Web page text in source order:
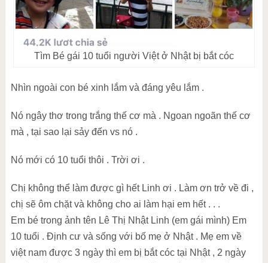
Tìm Bé gái 10 tuổi người Việt ở Nhật bị bắt cóc
Nhìn ngoài con bé xinh lắm và đáng yêu lắm .
Nó ngây thơ trong trắng thế cơ mà . Ngoan ngoãn thế cơ
mà , tại sao lại sảy đến vs nó .
Nó mới có 10 tuổi thôi . Trời ơi .
Chị không thể làm được gì hết Linh ơi . Làm ơn trở về đi ,
chị sẽ ôm chặt và không cho ai làm hại em hết . . .
Em bé trong ảnh tên Lê Thị Nhật Linh (em gái mình) Em
10 tuổi . Định cư và sống với bố mẹ ở Nhật . Mẹ em về
việt nam được 3 ngày thì em bị bắt cóc tại Nhật , 2 ngày